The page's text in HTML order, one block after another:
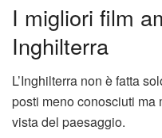
I migliori film
Inghilterra
L’Inghilterra non è fatta
posti meno conosciuti
vista del paesaggio.